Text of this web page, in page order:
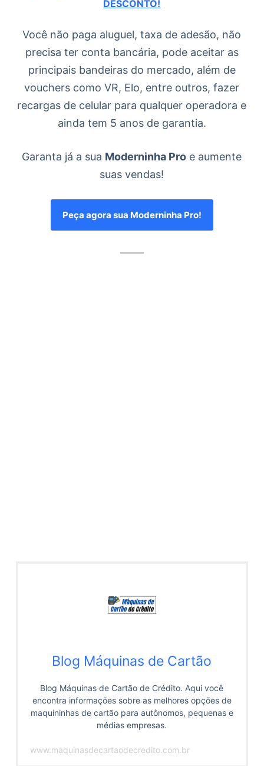
DESCONTO!
Você não paga aluguel, taxa de adesão, não
precisa ter conta bancária, pode aceitar as
principais bandeiras do mercado, além de
vouchers como VR, Elo, entre outros, fazer
recargas de celular para qualquer operadora e
ainda tem 5 anos de garantia.
Garanta já a sua Moderninha Pro e aumente
suas vendas!
Peça agora sua Moderninha Pro!
Blog Máquinas de Cartão
Blog Máquinas de Cartão de Crédito. Aqui você
encontra informações sobre as melhores opções de
maquininhas de cartão para autônomos, pequenas e
médias empresas.
www.maquinasdecartaodecredito.com.br